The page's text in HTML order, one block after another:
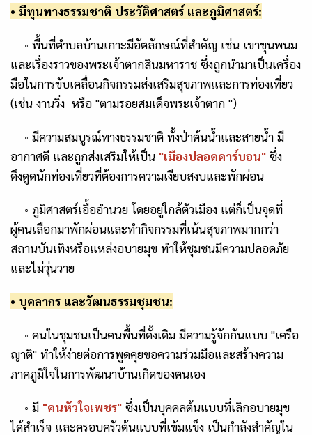
• มีทุนทางธรรมชาติ ประวัติศาสตร์ และภูมิศาสตร์:
◦ พื้นที่ตำบลบ้านเกาะมีอัตลักษณ์ที่สำคัญ เช่น เขาขุนพนม
และเรื่องราวของพระเจ้าตากสินมหาราช ซึ่งถูกนำมาเป็นเครื่อง
มือในการขับเคลื่อนกิจกรรมส่งเสริมสุขภาพและการท่องเที่ยว
(เช่น งานวิ่ง หรือ "ตามรอยสมเด็จพระเจ้าตาก ")
◦ มีความสมบูรณ์ทางธรรมชาติ ทั้งป่าต้นน้ำและสายน้ำ มี
อากาศดี และถูกส่งเสริมให้เป็น "เมืองปลอดคาร์บอน" ซึ่ง
ดึงดูดนักท่องเที่ยวที่ต้องการความเงียบสงบและพักผ่อน
◦ ภูมิศาสตร์เอื้ออำนวย โดยอยู่ใกล้ตัวเมือง แต่ก็เป็นจุดที่
ผู้คนเลือกมาพักผ่อนและทำกิจกรรมที่เน้นสุขภาพมากกว่า
สถานบันเทิงหรือแหล่งอบายมุข ทำให้ชุมชนมีความปลอดภัย
และไม่วุ่นวาย
• บุคลากร และวัฒนธรรมชุมชน:
◦ คนในชุมชนเป็นคนพื้นที่ดั้งเดิม มีความรู้จักกันแบบ "เครือ
ญาติ" ทำให้ง่ายต่อการพูดคุยขอความร่วมมือและสร้างความ
ภาคภูมิใจในการพัฒนาบ้านเกิดของตนเอง
◦ มี "คนหัวใจเพชร" ซึ่งเป็นบุคคลต้นแบบที่เลิกอบายมุข
ได้สำเร็จ และครอบครัวต้นแบบที่เข้มแข็ง เป็นกำลังสำคัญใน